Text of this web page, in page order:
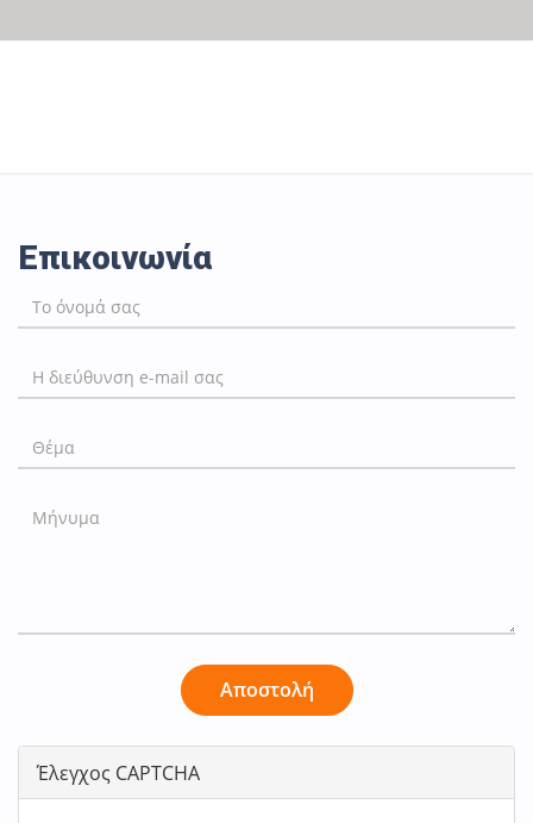
Επικοινωνία
Αποστολή
Έλεγχος CAPTCHA